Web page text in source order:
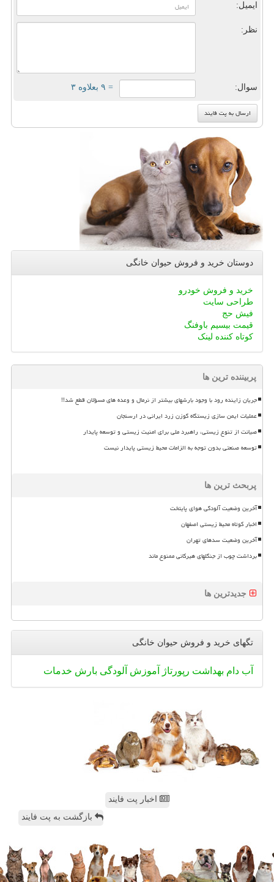
ایمیل:
نظر:
سوال: = ۹ بعلاوه ۳
دوستان خرید و فروش حیوان خانگی
خرید و فروش خودرو
طراحی سایت
فیش حج
قیمت بیسیم باوفنگ
کوتاه کننده لینک
پربیننده ترین ها
جریان زاینده رود با وجود بارشهای بیشتر از نرمال و وعده های مسؤلان قطع شد!!
عملیات ایمن سازی زیستگاه گوزن زرد ایرانی در ارسنجان
صیانت از تنوع زیستی، راهبرد ملی برای امنیت زیستی و توسعه پایدار
توسعه صنعتی بدون توجه به الزامات محیط زیستی پایدار نیست
پربحث ترین ها
آخرین وضعیت آلودگی هوای پایتخت
اخبار کوتاه محیط زیستی اصفهان
آخرین وضعیت سدهای تهران
برداشت چوب از جنگلهای هیرکانی ممنوع ماند
جدیدترین ها
تگهای خرید و فروش حیوان خانگی
آب دام بهداشت رپورتاژ آموزش آلودگی بارش خدمات
اخبار پت فایند
بازگشت به پت فایند